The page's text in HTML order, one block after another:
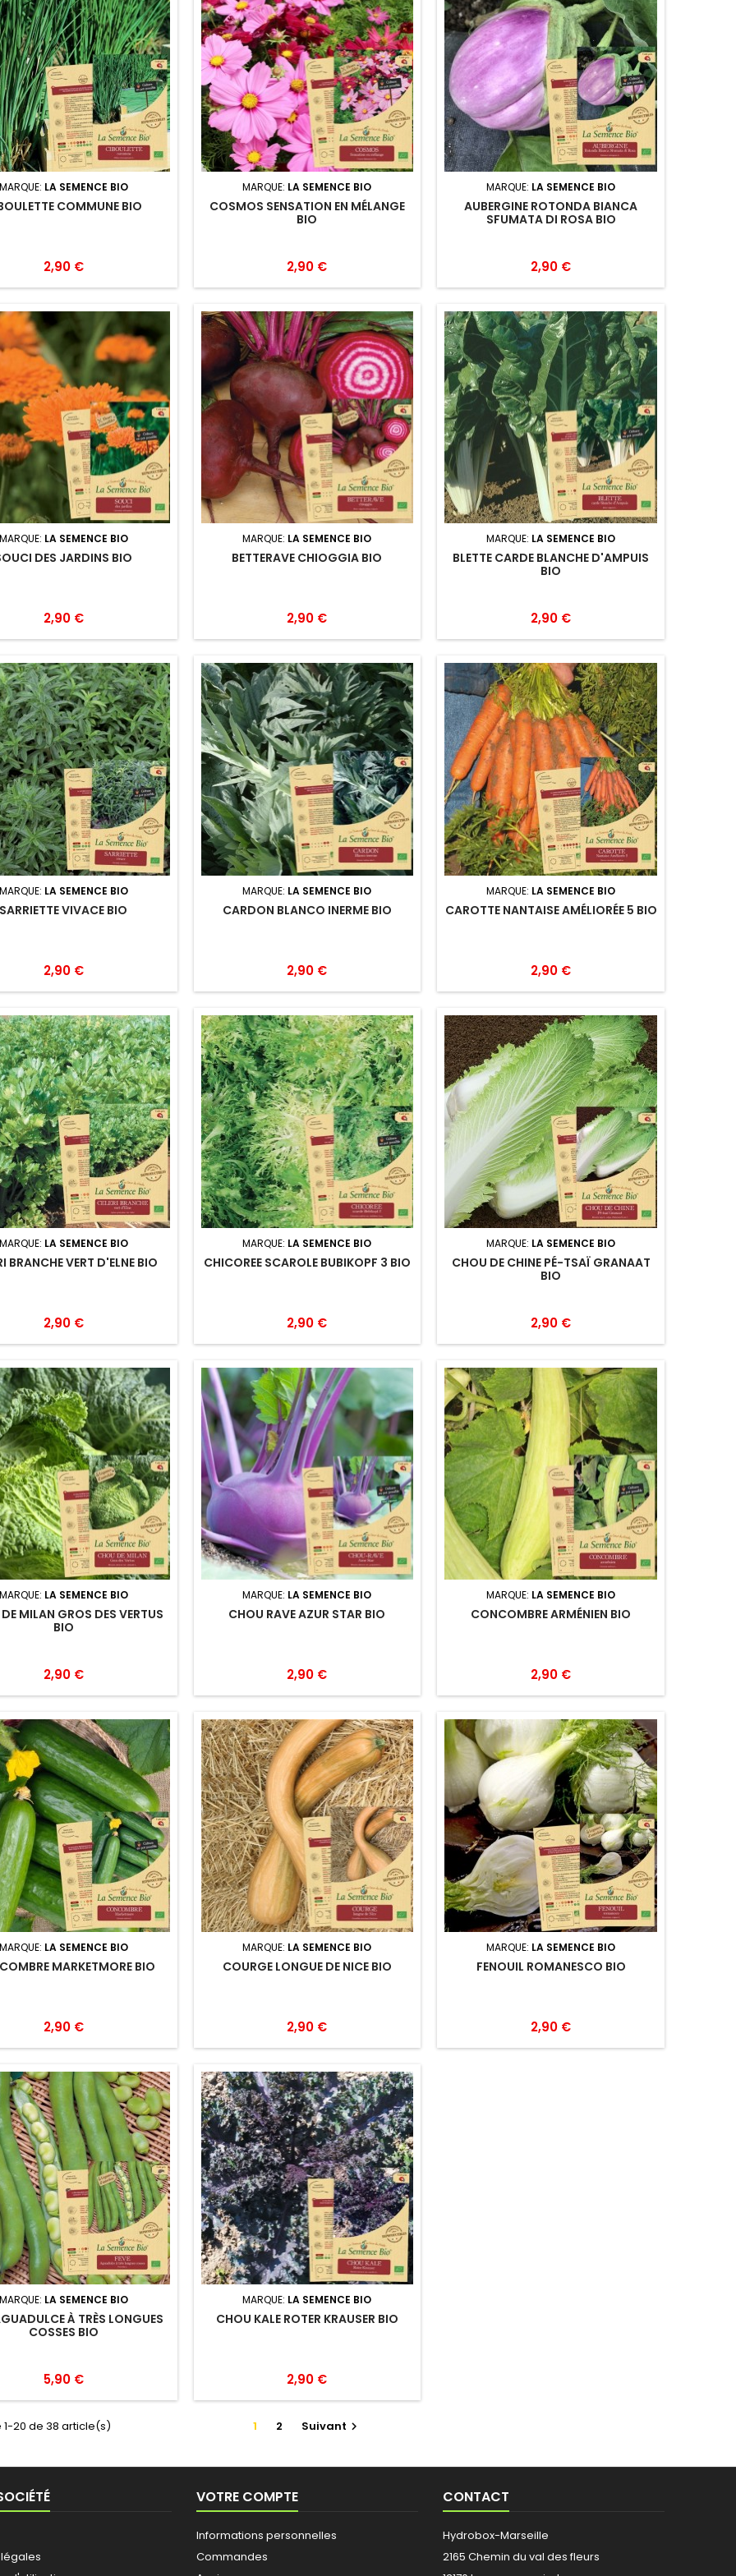
LA SEMENCE BIO
COMMUNE BIO
2,90 €
MARQUE: LA SEMENCE BIO
COSMOS SENSATION EN MÉLANGE
BIO
2,90 €
MARQUE: LA SEMENCE BIO
AUBERGINE ROTONDA BIANCA
SFUMATA DI ROSA BIO
2,90 €
LA SEMENCE BIO
DES JARDINS BIO
2,90 €
MARQUE: LA SEMENCE BIO
BETTERAVE CHIOGGIA BIO
2,90 €
MARQUE: LA SEMENCE BIO
BLETTE CARDE BLANCHE D'AMPUIS
BIO
2,90 €
LA SEMENCE BIO
SARRIETTE VIVACE BIO
2,90 €
MARQUE: LA SEMENCE BIO
CARDON BLANCO INERME BIO
2,90 €
MARQUE: LA SEMENCE BIO
CAROTTE NANTAISE AMÉLIORÉE 5 BIO
2,90 €
LA SEMENCE BIO
BRANCHE VERT D'ELNE BIO
2,90 €
MARQUE: LA SEMENCE BIO
CHICOREE SCAROLE BUBIKOPF 3 BIO
2,90 €
MARQUE: LA SEMENCE BIO
CHOU DE CHINE PÉ-TSAÏ GRANAAT
BIO
2,90 €
LA SEMENCE BIO
MILAN GROS DES VERTUS
BIO
2,90 €
MARQUE: LA SEMENCE BIO
CHOU RAVE AZUR STAR BIO
2,90 €
MARQUE: LA SEMENCE BIO
CONCOMBRE ARMÉNIEN BIO
2,90 €
LA SEMENCE BIO
MARKETMORE BIO
2,90 €
MARQUE: LA SEMENCE BIO
COURGE LONGUE DE NICE BIO
2,90 €
MARQUE: LA SEMENCE BIO
FENOUIL ROMANESCO BIO
2,90 €
LA SEMENCE BIO
À TRÈS LONGUES
COSSES BIO
5,90 €
MARQUE: LA SEMENCE BIO
CHOU KALE ROTER KRAUSER BIO
2,90 €
20 de 38 article(s) 1 2 Suivant 
VOTRE COMPTE
Informations personnelles
Commandes
CONTACT
Hydrobox-Marseille
2165 Chemin du val des fleurs